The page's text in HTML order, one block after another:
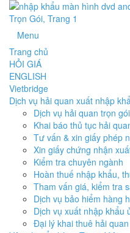
Menu
Trang chủ
HỎI GIÁ
ENGLISH
Vietbridge
Dịch vụ hải quan xuất nhập
Dịch vụ hải quan trọn gói
Khai báo thủ tục hải
Tư vấn & xin giấy phép
Xin giấy chứng nhận
Kiểm tra chuyên ngành
Hoàn thuế nhập khẩu,
Tham vấn giá, kiểm tra
Dịch vụ bảo hiểm hàng
Dịch vụ xuất nhập khẩu
Đại lý khai thuê hải quan